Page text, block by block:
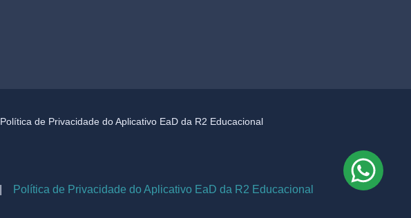
Política de Privacidade do Aplicativo EaD da R2 Educacional
Política de Privacidade do Aplicativo EaD da R2 Educacional